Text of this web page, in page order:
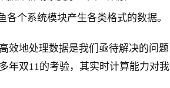
各个系统模块产生各类格式的数据。
效地处理数据是我们亟待解决的问
年双11的考验，其实时计算能力对